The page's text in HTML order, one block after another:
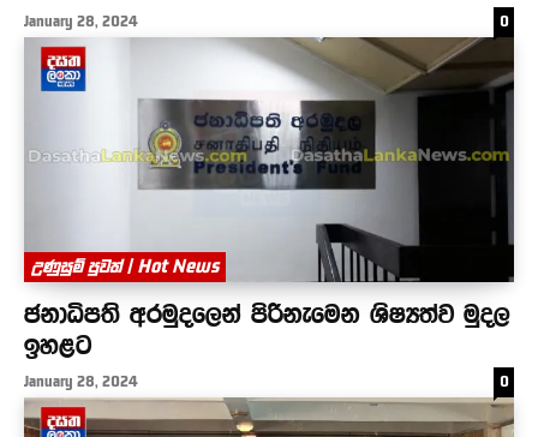
January 28, 2024 0
උණුසුම් පුවත් | Hot News
ජනාධිපති අරමුදලෙන් පිරිනැමෙන ශිෂ්‍යත්ව මුදල
ඉහළට
January 28, 2024 0